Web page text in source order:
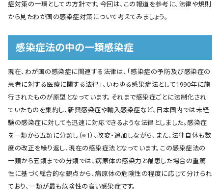
症対策の一環としての方針です。今回は、この報道を参考に、法律や規則
から見たわが国の感染症対策について考えてみましょう。
感染症法の中の一類感染症
現在、わが国の感染症に関連する法律は、「感染症の予防及び感染症の
患者に対する医療に関する法律」、いわゆる感染症法として1990年に施
行されたものが原型となっています。それまで感染症ごとに法制化され
ていたものを集約し、新興感染症や輸入感染症など、日本国内では未経
験の感染症に対しても迅速に対応できるような法律としました。感染症
を一類から五類に分類し（※1）、改変・追加しながら、また、法律自体も数
度の改正を繰り返し、現在の感染症法となっています。この感染症法の
一類から五類までの分類では、病原体の感染力と罹患した場合の重篤
性に基づく総合的な観点から、病原体の危険性の程度に応じて分けられ
ており、一類が最も危険性の高い感染症です。